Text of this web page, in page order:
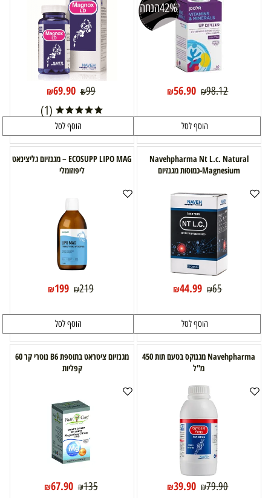
42%הנחה
₪98.12
₪56.90
הוסף לסל
₪99
₪69.90
(1)
הוסף לסל
Navehpharma Nt L.c. Natural
Magnesium-כמוסות מגנזיום
₪65
₪44.99
הוסף לסל
ECOSUPP LIPO MAG – מגנזיום גליצינאט
ליפוזומלי
₪219
₪199
הוסף לסל
Navehpharma מגנוקס בטעם תות 450
מ"ל
₪79.90
₪39.90
מגנזיום ציטראט בתוספת B6 נוטרי קר 60
קפליות
₪135
₪67.90